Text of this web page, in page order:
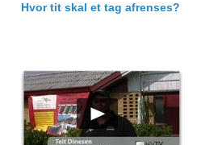
Hvor tit skal et tag afrenses?